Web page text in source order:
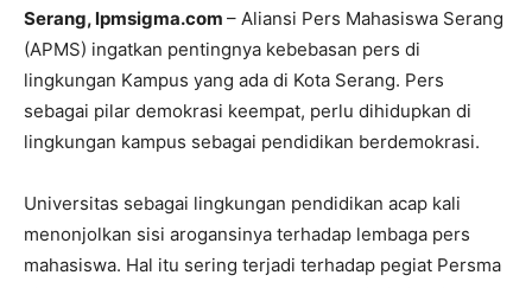
Serang, lpmsigma.com – Aliansi Pers Mahasiswa Serang
(APMS) ingatkan pentingnya kebebasan pers di
lingkungan Kampus yang ada di Kota Serang. Pers
sebagai pilar demokrasi keempat, perlu dihidupkan di
lingkungan kampus sebagai pendidikan berdemokrasi.
Universitas sebagai lingkungan pendidikan acap kali
menonjolkan sisi arogansinya terhadap lembaga pers
mahasiswa. Hal itu sering terjadi terhadap pegiat Persma